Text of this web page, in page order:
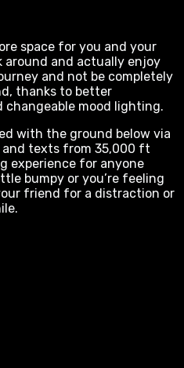
space for you and your
around and actually enjoy
and not be completely
thanks to better
mood lighting.
with the ground below via
and texts from 35,000 ft
experience for anyone
bumpy or you’re feeling
friend for a distraction or